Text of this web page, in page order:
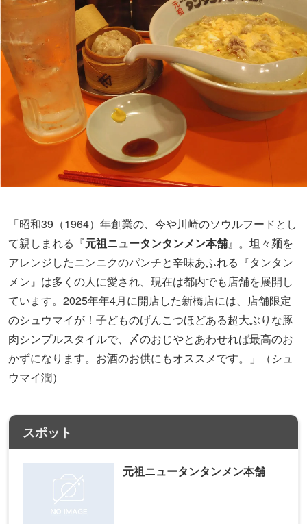
「昭和39（1964）年創業の、今や川崎のソウルフードとし
て親しまれる『元祖ニュータンタンメン本舗』。坦々麺を
アレンジしたニンニクのパンチと辛味あふれる『タンタン
メン』は多くの人に愛され、現在は都内でも店舗を展開し
ています。2025年年4月に開店した新橋店には、店舗限定
のシュウマイが！子どものげんこつほどある超大ぶりな豚
肉シンプルスタイルで、〆のおじやとあわせれば最高のお
かずになります。お酒のお供にもオススメです。」（シュ
ウマイ潤）
スポット
元祖ニュータンタンメン本舗